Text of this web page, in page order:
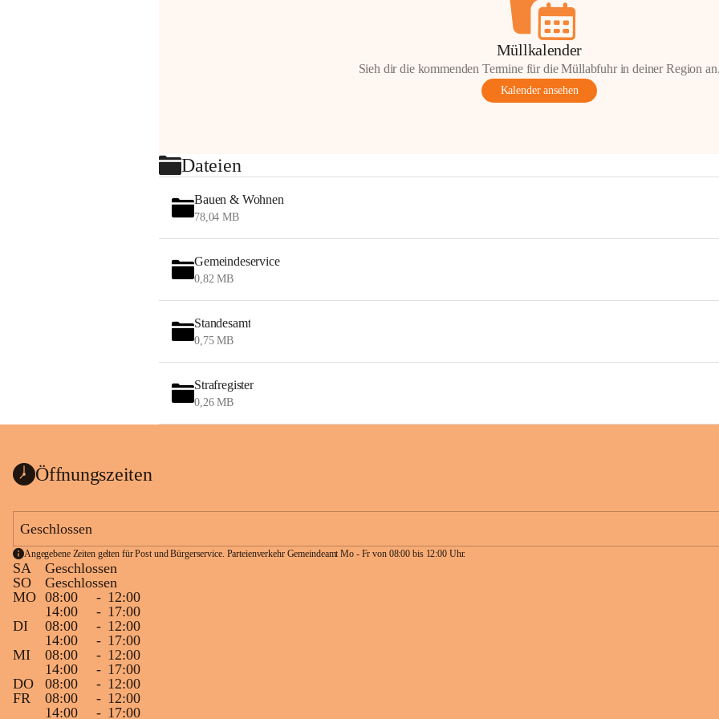
Müllkalender
Sieh dir die kommenden Termine für die Müllabfuhr in deiner Region
Kalender ansehen
Dateien
Bauen & Wohnen
78,04 MB
Gemeindeservice
0,82 MB
Standesamt
0,75 MB
Strafregister
0,26 MB
Öffnungszeiten
Geschlossen
Angegebene Zeiten gelten für Post und Bürgerservice. Parteienverkehr Gemeindeamt Mo - Fr von 08:00 bis 12:00 Uhr.
SA
Geschlossen
SO
Geschlossen
MO 08:00 - 12:00
14:00
- 17:00
DI
08:00 - 12:00
14:00
- 17:00
MI
08:00 - 12:00
14:00
- 17:00
DO
08:00 - 12:00
FR
08:00 - 12:00
14:00
- 17:00